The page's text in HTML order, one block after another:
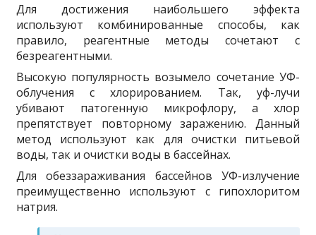
Для достижения наибольшего эффекта
используют комбинированные способы, как
правило, реагентные методы сочетают с
безреагентными.
Высокую популярность возымело сочетание УФ-
облучения с хлорированием. Так, уф-лучи
убивают патогенную микрофлору, а хлор
препятствует повторному заражению. Данный
метод используют как для очистки питьевой
воды, так и очистки воды в бассейнах.
Для обеззараживания бассейнов УФ-излучение
преимущественно используют с гипохлоритом
натрия.